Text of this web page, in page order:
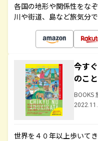
各国の地形や関係性をな
川や街道、島など旅気分
今す
のこ
BOOKS
世界を４０年以上歩いて